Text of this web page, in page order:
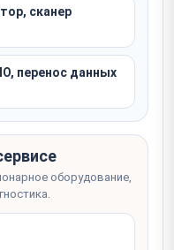
сканер
перенос данных
оборудование,